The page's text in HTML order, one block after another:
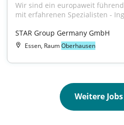
Wir sind ein europaweit
mit erfahrenen Spezialisten -
STAR Group Germany GmbH
Essen, RaumOberhausen
Weitere